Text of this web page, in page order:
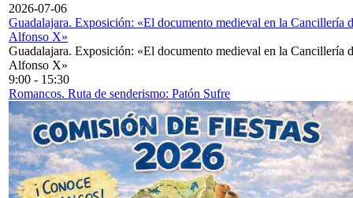
2026-07-06
Guadalajara. Exposición: «El documento medieval en la Cancillería
Alfonso X»
Guadalajara. Exposición: «El documento medieval en la Cancillería
Alfonso X»
9:00 - 15:30
Romancos. Ruta de senderismo: Patón Sufre